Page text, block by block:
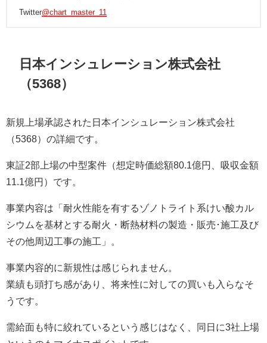
Twitter@chart_master_11
日本インシュレーション株式会社
（5368）
新規上場承認された日本インシュレーション株式会社
（5368）の詳細です。
東証2部上場の中型案件（想定時価総額80.1億円、吸収金額
11.1億円）です。
事業内容は「耐火性能を有するゾノトライト系けい酸カル
シウムを基材とする耐火・断熱材料の製造・販売･施工及び
その他周辺工事の施工」。
事業内容的に新規性は感じられません。
業績も頭打ち感があり、将来性に対しての買いも入らなそ
うです。
需給面も特に絞れているという感じはなく、同日に3社上場